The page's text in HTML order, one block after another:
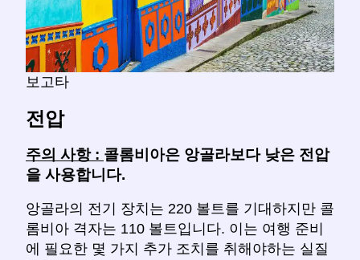
보고타
전압
주의 사항 : 콜롬비아은 앙골라보다 낮은 전압
을 사용합니다.
앙골라의 전기 장치는 220 볼트를 기대하지만 콜
롬비아 격자는 110 볼트입니다. 이는 여행 준비
에 필요한 몇 가지 추가 조치를 취해야하는 실질